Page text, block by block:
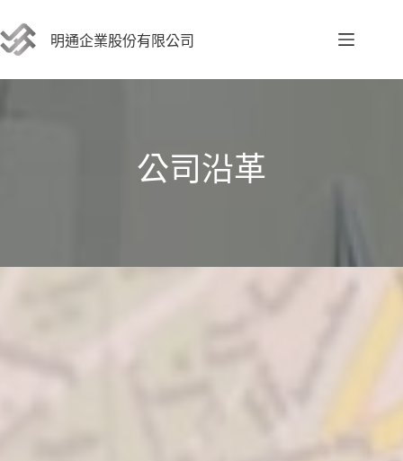
至
主
要
明通企業股份有限公司
公司沿革